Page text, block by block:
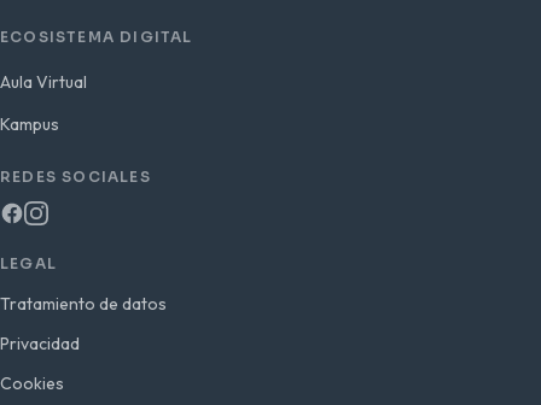
ECOSISTEMA DIGITAL
Aula Virtual
Kampus
REDES SOCIALES
LEGAL
Tratamiento de datos
Privacidad
Cookies